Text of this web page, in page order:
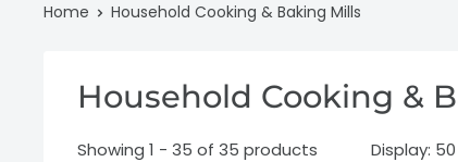
Home Household Cooking & Baking Mills
Household Cooking &
Showing 1 - 35 of 35 products Display: